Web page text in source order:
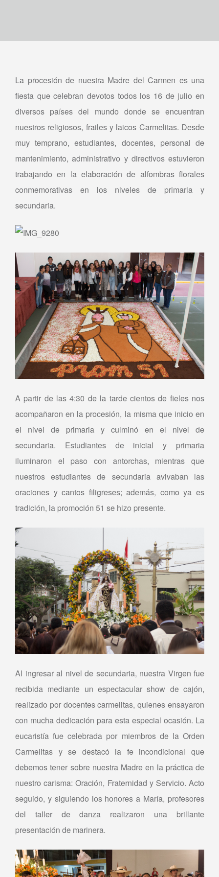
La procesión de nuestra Madre del Carmen es una
fiesta que celebran devotos todos los 16 de julio en
diversos países del mundo donde se encuentran
nuestros religiosos, frailes y laicos Carmelitas. Desde
muy temprano, estudiantes, docentes, personal de
mantenimiento, administrativo y directivos estuvieron
trabajando en la elaboración de alfombras florales
conmemorativas en los niveles de primaria y
secundaria.
A partir de las 4:30 de la tarde cientos de fieles nos
acompañaron en la procesión, la misma que inicio en
el nivel de primaria y culminó en el nivel de
secundaria. Estudiantes de inicial y primaria
iluminaron el paso con antorchas, mientras que
nuestros estudiantes de secundaria avivaban las
oraciones y cantos filigreses; además, como ya es
tradición, la promoción 51 se hizo presente.
Al ingresar al nivel de secundaria, nuestra Virgen fue
recibida mediante un espectacular show de cajón,
realizado por docentes carmelitas, quienes ensayaron
con mucha dedicación para esta especial ocasión. La
eucaristía fue celebrada por miembros de la Orden
Carmelitas y se destacó la fe incondicional que
debemos tener sobre nuestra Madre en la práctica de
nuestro carisma: Oración, Fraternidad y Servicio. Acto
seguido, y siguiendo los honores a María, profesores
del taller de danza realizaron una brillante
presentación de marinera.